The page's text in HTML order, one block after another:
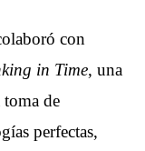
con
in Time, una
toma de
perfectas,